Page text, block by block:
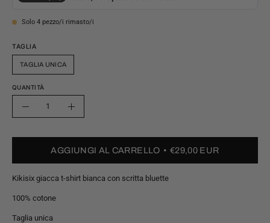
Solo 4 pezzo/i rimasto/i
TAGLIA
TAGLIA UNICA
QUANTITÀ
Quantità
Aumenta
AGGIUNGI AL CARRELLO €29,00 EUR
Kikisix giacca t-shirt bianca con scritta bluette
100% cotone
Taglia unica